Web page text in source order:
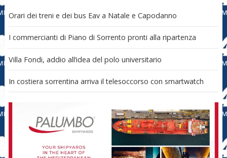
Orari dei treni e dei bus Eav a Natale e Capodanno
I commercianti di Piano di Sorrento pronti alla ripartenza
Villa Fondi, addio all’idea del polo universitario
In costiera sorrentina arriva il telesoccorso con smartwatch